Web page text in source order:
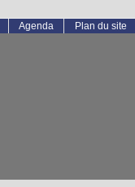
Agenda Plan du site